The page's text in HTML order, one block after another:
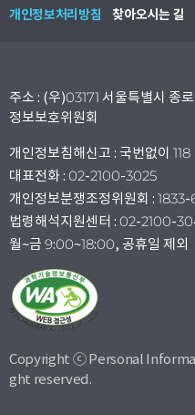
개인정보처리방침 찾아오시는 길
주소 : (우)03171 서울특별시 종
정보보호위원회
개인정보침해신고 : 국번없이 118
대표전화 : 02-2100-3025
개인정보분쟁조정위원회 :
법령해석지원센터 : 02-2100-
월~금 9:00~18:00, 공휴일 제외
Copyright ⓒ Personal
ght reserved.